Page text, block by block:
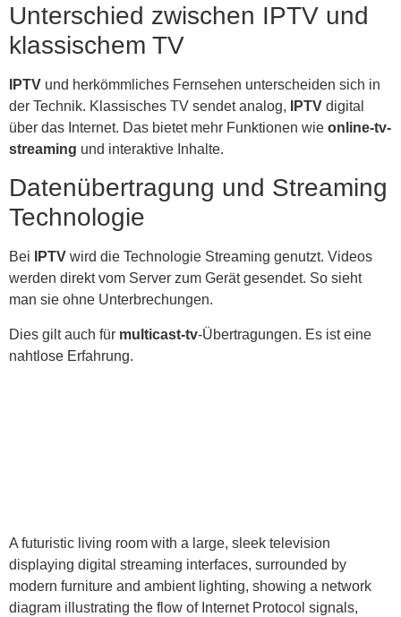
Unterschied zwischen IPTV und
klassischem TV
IPTV und herkömmliches Fernsehen unterscheiden sich in
der Technik. Klassisches TV sendet analog,
IPTV digital
über das Internet. Das bietet mehr Funktionen wie online-tv-
streaming und interaktive Inhalte.
Datenübertragung und Streaming
Technologie
Bei IPTV wird die Technologie Streaming genutzt. Videos
werden direkt vom Server zum Gerät gesendet. So sieht
man sie ohne Unterbrechungen.
Dies gilt auch für multicast-tv-Übertragungen. Es ist eine
nahtlose Erfahrung.
A futuristic living room with a large, sleek television
displaying digital streaming interfaces, surrounded by
modern furniture and ambient lighting, showing a network
diagram illustrating the flow of Internet Protocol signals,